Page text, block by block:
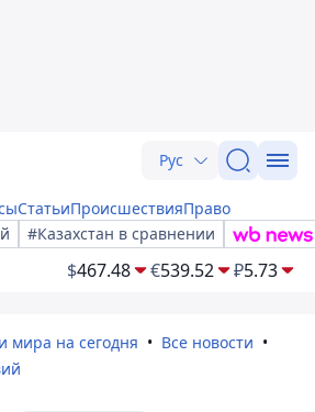
Рус
СтатьиПроисшествияПраво
#Казахстан в сравнении
$467.48 €539.52 ₽5.73
мира на сегодня
Все новости